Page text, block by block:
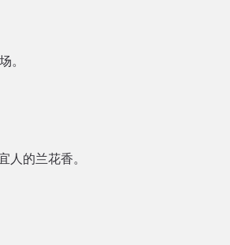
。
的兰花香。